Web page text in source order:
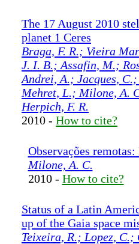
The 17 August 2010
planet 1 Ceres
Braga, F. R.; Vieira
J. I. B.; Assafin, M.;
Andrei, A.; Jacques,
Mehret, L.; Milone, A.
Herpich, F. R.
2010 - How to cite?
Observações
Milone, A. C.
2010 - How to cite?
Status of a Latin
up of the Gaia space
Teixeira, R.; Lopez,